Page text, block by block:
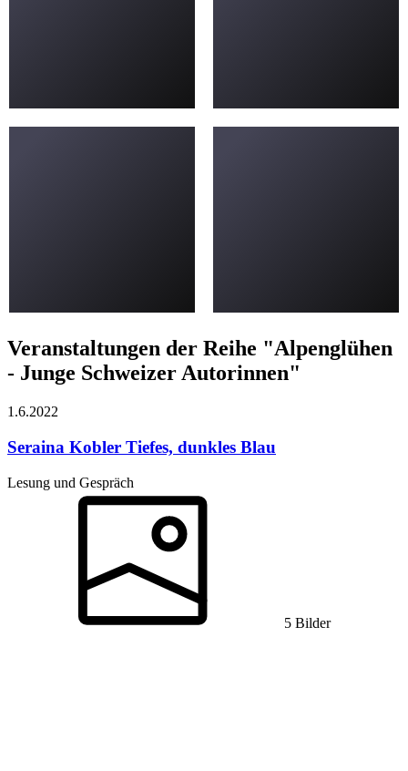
Veranstaltungen der Reihe "Alpenglühen
- Junge Schweizer Autorinnen"
1.6.2022
Seraina Kobler Tiefes, dunkles Blau
Lesung und Gespräch
5 Bilder